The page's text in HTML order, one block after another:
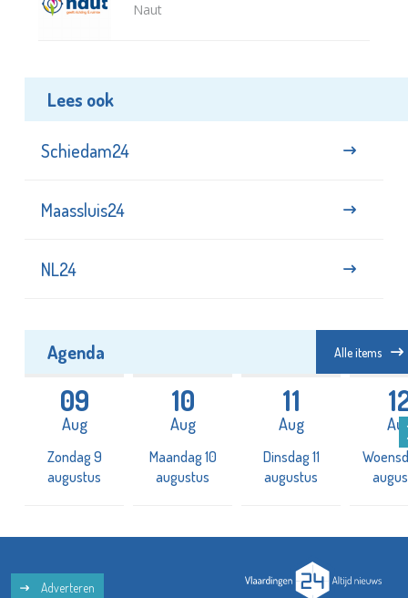
Naut
Lees ook
Schiedam24
Maassluis24
NL24
Agenda Alle items
09
Aug
Zondag 9
augustus
10
Aug
Maandag 10
augustus
11
Aug
Dinsdag 11
augustus
Adverteren